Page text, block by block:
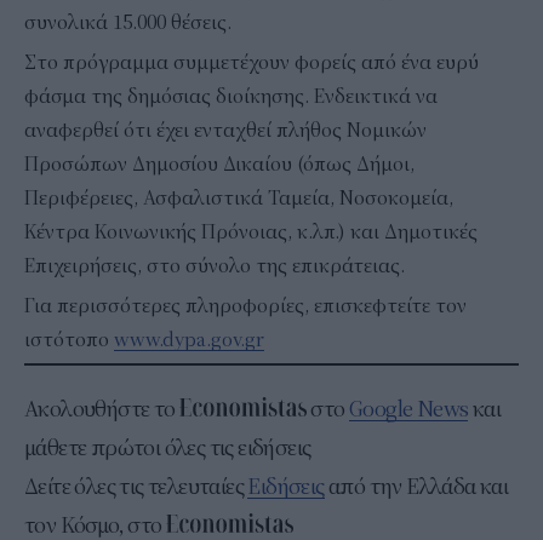
συνολικά 15.000 θέσεις.
Στο πρόγραμμα συμμετέχουν φορείς από ένα ευρύ
φάσμα της δημόσιας διοίκησης. Ενδεικτικά να
αναφερθεί ότι έχει ενταχθεί πλήθος Νομικών
Προσώπων Δημοσίου Δικαίου (όπως Δήμοι,
Περιφέρειες, Ασφαλιστικά Ταμεία, Νοσοκομεία,
Κέντρα Κοινωνικής Πρόνοιας, κ.λπ.) και Δημοτικές
Επιχειρήσεις, στο σύνολο της επικράτειας.
Για περισσότερες πληροφορίες, επισκεφτείτε τον
ιστότοπο www.dypa.gov.gr
Ακολουθήστε το στο Google Newsκαι
μάθετε πρώτοι όλες τις ειδήσεις
Δείτε όλες τις τελευταίεςΕιδήσειςαπό την Ελλάδα και
τον Κόσμο, στο